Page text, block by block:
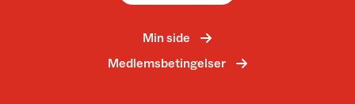
Min side
Medlemsbetingelser